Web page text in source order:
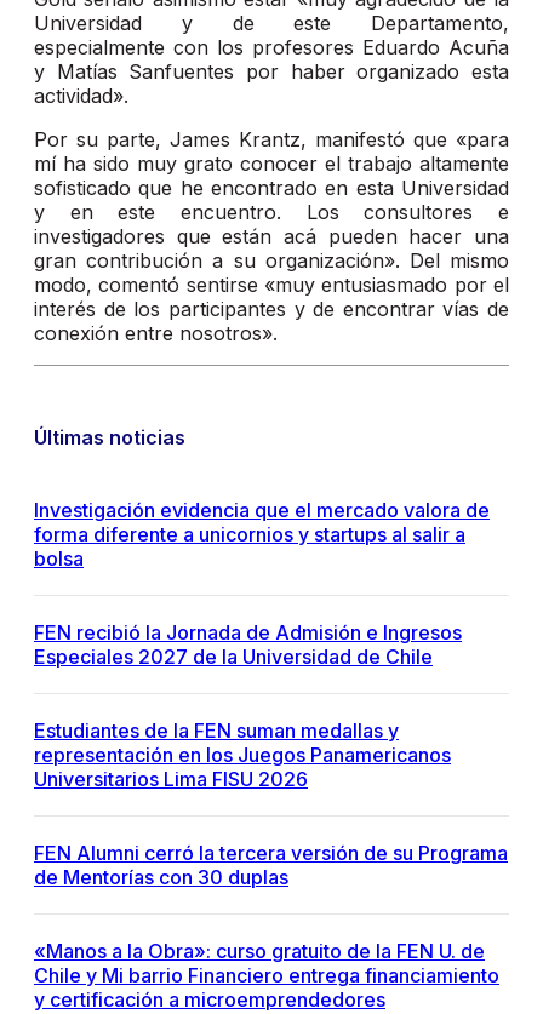
Universidad y de este Departamento,
especialmente con los profesores Eduardo Acuña
y Matías Sanfuentes por haber organizado esta
actividad».
Por su parte, James Krantz, manifestó que «para
mí ha sido muy grato conocer el trabajo altamente
sofisticado que he encontrado en esta Universidad
y en este encuentro. Los consultores e
investigadores que están acá pueden hacer una
gran contribución a su organización». Del mismo
modo, comentó sentirse «muy entusiasmado por el
interés de los participantes y de encontrar vías de
conexión entre nosotros».
Últimas noticias
Investigación evidencia que el mercado valora de
forma diferente a unicornios y startups al salir a
bolsa
FEN recibió la Jornada de Admisión e Ingresos
Especiales 2027 de la Universidad de Chile
Estudiantes de la FEN suman medallas y
representación en los Juegos Panamericanos
Universitarios Lima FISU 2026
FEN Alumni cerró la tercera versión de su Programa
de Mentorías con 30 duplas
«Manos a la Obra»: curso gratuito de la FEN U. de
Chile y Mi barrio Financiero entrega financiamiento
y certificación a microemprendedores